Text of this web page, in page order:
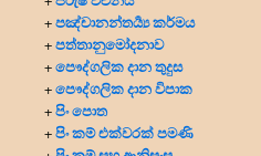
+පඤ්චානන්තර්‍ය්‍ය කර්මය
+පත්තානුමෝදනාව
+පෞද්ගලික දානතුදුස
+පෞද්ගලික දාන විපාක
+පිං පොත
+පිං කම් එක්වරක් පමණි